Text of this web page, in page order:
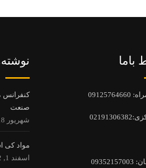
باما
09125764660
02191306382
09352157003
کنفرانس
صنعت
شهریور 18, 1403
مواد کی اس 2401شستشوی
اسفند 1, 1402